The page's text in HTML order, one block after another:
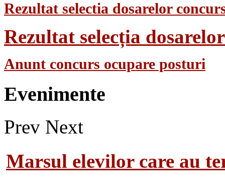
Rezultat selectia dosarelor
Rezultat selecția
Anunt concurs ocupare posturi
Evenimente
Prev Next
Marsul elevilor care au